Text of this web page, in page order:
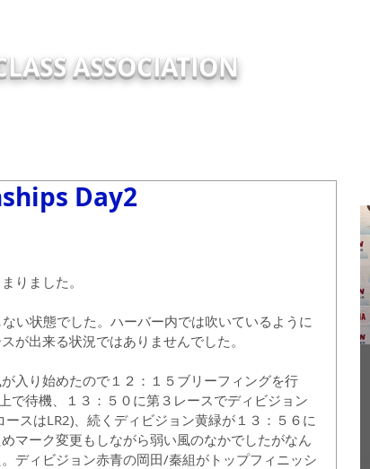
ASSOCIATION
Day2
りました。
い状態でした。ハーバー内では吹いているように
が出来る状況ではありませんでした。
入り始めたので１２：１５ブリーフィングを行
で待機、１３：５０に第３レースでディビジョン
スはLR2)、続くディビジョン黄緑が１３：５６に
マーク変更もしながら弱い風のなかでしたがなん
ディビジョン赤青の岡田/秦組がトップフィニッシ